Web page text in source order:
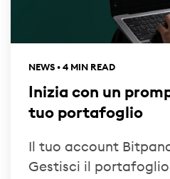
NEWS • 4 MIN READ
Inizia con un
tuo portafoglio
Il tuo account
Gestisci il